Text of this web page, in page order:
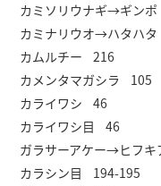
カミソリウナギ→ギン
カミナリウオ→ハタハ
カムルチー 216
カメンタマガシラ 105
カライワシ 46
カライワシ目 46
ガラサーアケー→ヒフ
カラシン目 194-195